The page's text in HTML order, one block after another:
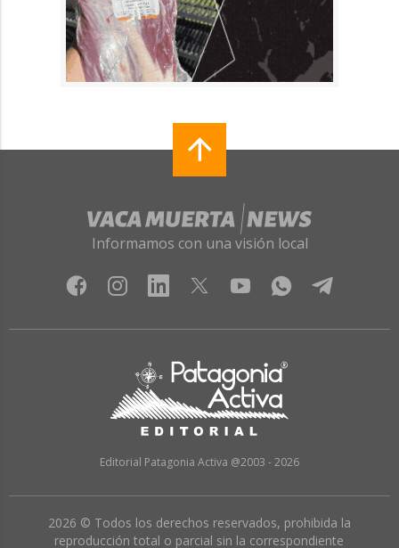
Informamos con una visión local
Editorial Patagonia Activa @2003 - 2026
2026 © Todos los derechos reservados, prohibida la
reproducción total o parcial sin la correspondiente